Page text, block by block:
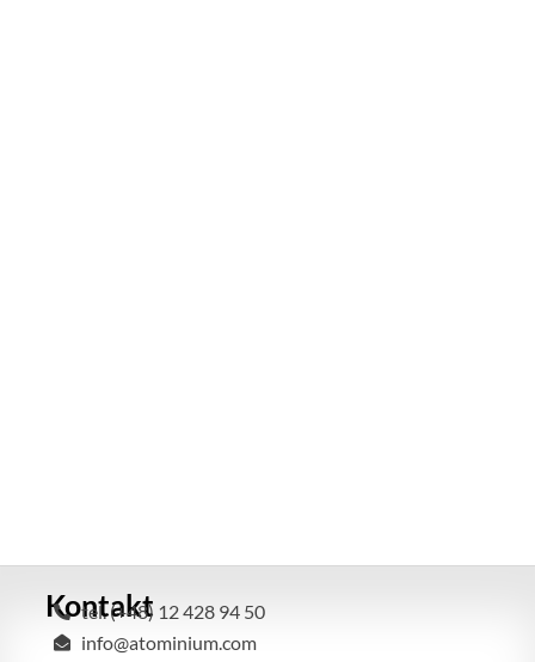
Kontakt
tel. (+48) 12 428 94 50
info@atominium.com